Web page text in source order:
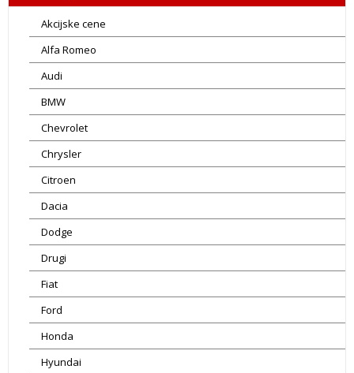
Akcijske cene
Alfa Romeo
Audi
BMW
Chevrolet
Chrysler
Citroen
Dacia
Dodge
Drugi
Fiat
Ford
Honda
Hyundai